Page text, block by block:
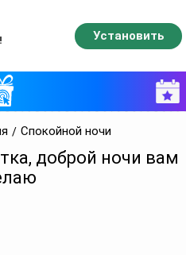
Спокойной ночи
доброй ночи вам
Установить